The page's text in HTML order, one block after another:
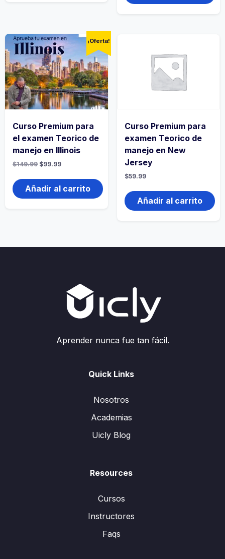
¡Oferta!
Curso Premium para
el examen Teorico de
manejo en Illinois
$149.99 $99.99
Añadir al carrito
Curso Premium para
examen Teorico de
manejo en New
Jersey
$59.99
Añadir al carrito
Aprender nunca fue tan fácil.
Quick Links
Nosotros
Academias
Uicly Blog
Resources
Cursos
Instructores
Faqs